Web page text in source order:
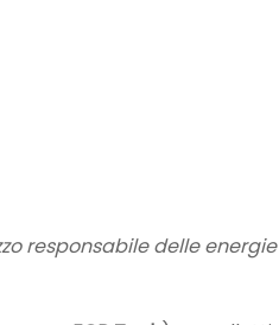
responsabile delle energie